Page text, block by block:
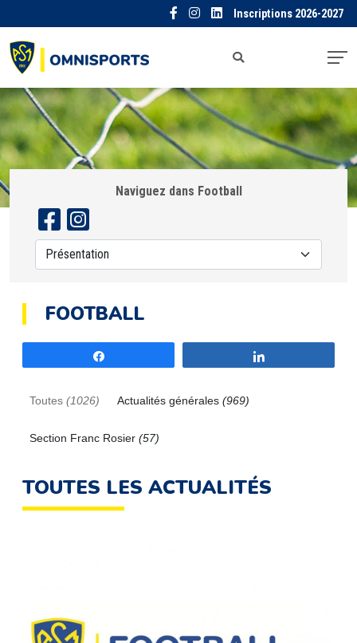
Inscriptions 2026-2027
Naviguez dans Football
FOOTBALL
Toutes (1026) Actualités générales (969)
Section Franc Rosier (57)
TOUTES LES ACTUALITÉS